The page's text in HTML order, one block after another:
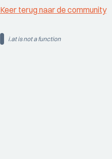
Keer terug naar de community
i.at is not a function